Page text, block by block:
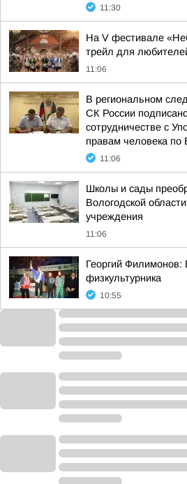
11:30
На V фестивале
трейл для
11:06
В региональном
СК России
сотрудничестве с
правам человека по
11:06
Школы и сады
Вологодской
учреждения
11:06
Георгий Филимонов:
физкультурника
10:55